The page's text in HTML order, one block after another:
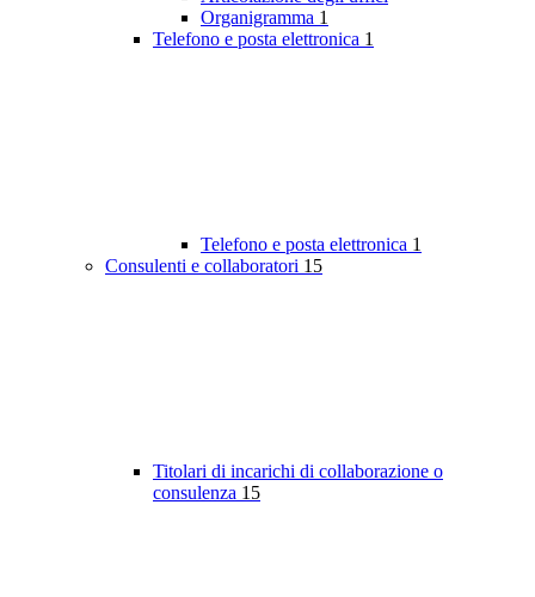
Organigramma 1
Telefono e posta elettronica 1
Telefono e posta elettronica 1
Consulenti e collaboratori 15
Titolari di incarichi di collaborazione o
consulenza 15